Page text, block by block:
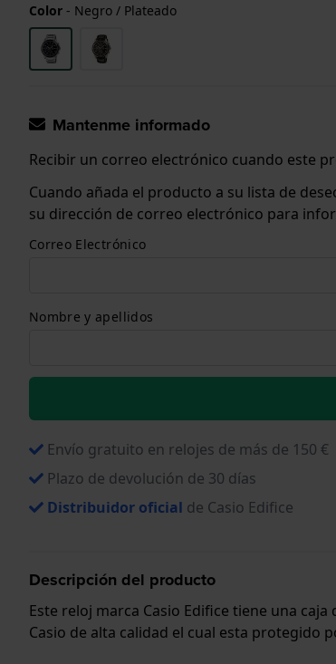
Color - Negro / Plateado
Mantenme informado
Recibir un correo electrónico cuando este
Cuando añada el producto a su lista de
su dirección de correo electrónico para
Correo Electrónico
Nombre y apellidos
Envío gratuito en relojes de más de 150 €
Plazo de devolución de 30 días
Distribuidor oficial de Casio Edifice
Descripción del producto
Este reloj marca Casio Edifice tiene una
Casio de alta calidad el cual esta protegido